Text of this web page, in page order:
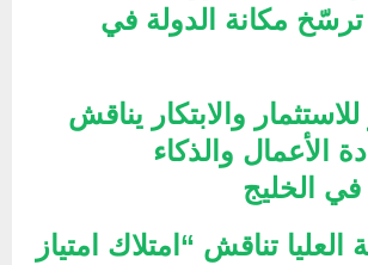
مكانة الدولة في
والابتكار يناقش
الأعمال والذكاء
الخليج
العليا تناقش “امتلاك امتياز